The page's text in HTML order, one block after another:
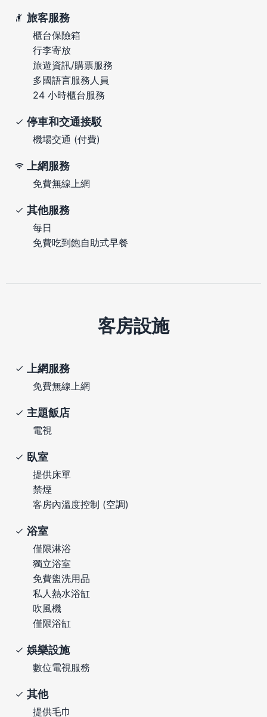
旅客服務
櫃台保險箱
行李寄放
旅遊資訊/購票服務
多國語言服務人員
24 小時櫃台服務
停車和交通接駁
機場交通 (付費)
上網服務
免費無線上網
其他服務
每日
免費吃到飽自助式早餐
客房設施
上網服務
免費無線上網
主題飯店
電視
臥室
提供床單
禁煙
客房內溫度控制 (空調)
浴室
僅限淋浴
獨立浴室
免費盥洗用品
私人熱水浴缸
吹風機
僅限浴缸
娛樂設施
數位電視服務
其他
提供毛巾